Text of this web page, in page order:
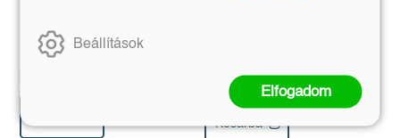
Eredeti ár:
6 690 Ft
6 021 Ft
Kosárba
Beállítások
Elfogadom